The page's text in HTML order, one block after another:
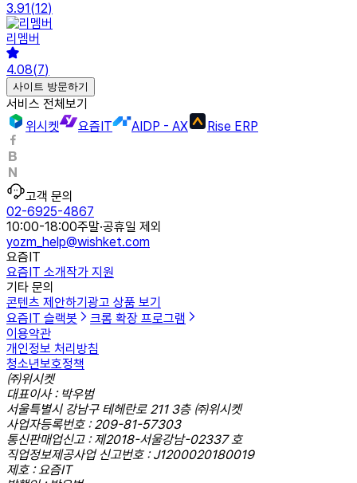
3.91(12)
리멤버
4.08(7)
사이트 방문하기
서비스 전체보기
위시켓
요즘IT AIDP - AX Rise ERP
고객 문의
02-6925-4867
10:00-18:00주말·공휴일 제외
yozm_help@wishket.com
요즘IT
요즘IT 소개작가 지원
기타 문의
콘텐츠 제안하기광고 상품 보기
요즘IT 슬랙봇
크롬 확장 프로그램
이용약관
개인정보 처리방침
청소년보호정책
㈜위시켓
대표이사 : 박우범
서울특별시 강남구 테헤란로 211 3층 ㈜위시켓
사업자등록번호 : 209-81-57303
통신판매업신고 : 제2018-서울강남-02337 호
직업정보제공사업 신고번호 : J1200020180019
제호 : 요즘IT